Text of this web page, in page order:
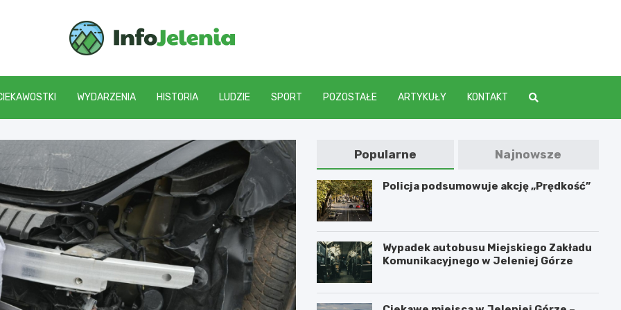
WYDARZENIA HISTORIA LUDZIE SPORT POZOSTAŁE ARTYKUŁY KONTAKT
Popularne Najnowsze
Policja podsumowuje akcję „Prędkość”
Wypadek autobusu Miejskiego Zakładu
Komunikacyjnego w Jeleniej Górze